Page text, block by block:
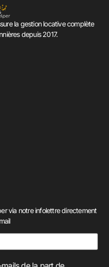
la gestion locative complète
depuis 2017.
via notre infolettre directement